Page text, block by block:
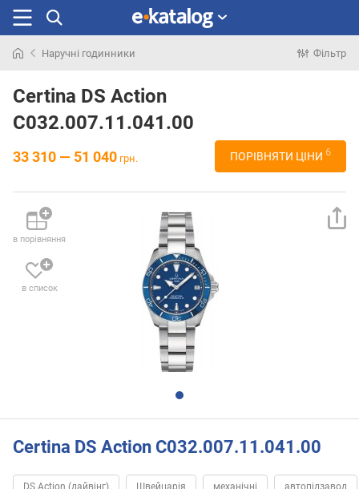
раніше
Наручні годинники Фільтр
Certina DS Action
C032.007.11.041.00
33 310 — 51 040 грн. ПОРІВНЯТИ ЦІНИ 6
в порівняння
в список
Certina DS Action C032.007.11.041.00